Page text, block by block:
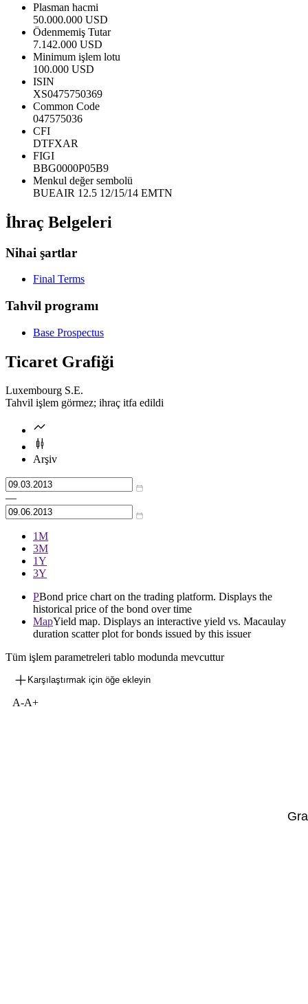
Plasman hacmi
50.000.000 USD
Ödenmemiş Tutar
7.142.000 USD
Minimum işlem lotu
100.000 USD
ISIN
XS0475750369
Common Code
047575036
CFI
DTFXAR
FIGI
BBG0000P05B9
Menkul değer sembolü
BUEAIR 12.5 12/15/14 EMTN
İhraç Belgeleri
Nihai şartlar
Final Terms
Tahvil programı
Base Prospectus
Ticaret Grafiği
Luxembourg S.E.
Tahvil işlem görmez; ihraç itfa edildi
Arşiv
—
1М
3М
1Y
3Y
PBond price chart on the trading platform. Displays the
historical price of the bond over time
MapYield map. Displays an interactive yield vs. Macaulay
duration scatter plot for bonds issued by this issuer
Tüm işlem parametreleri tablo modunda mevcuttur
Karşılaştırmak için öğe ekleyin